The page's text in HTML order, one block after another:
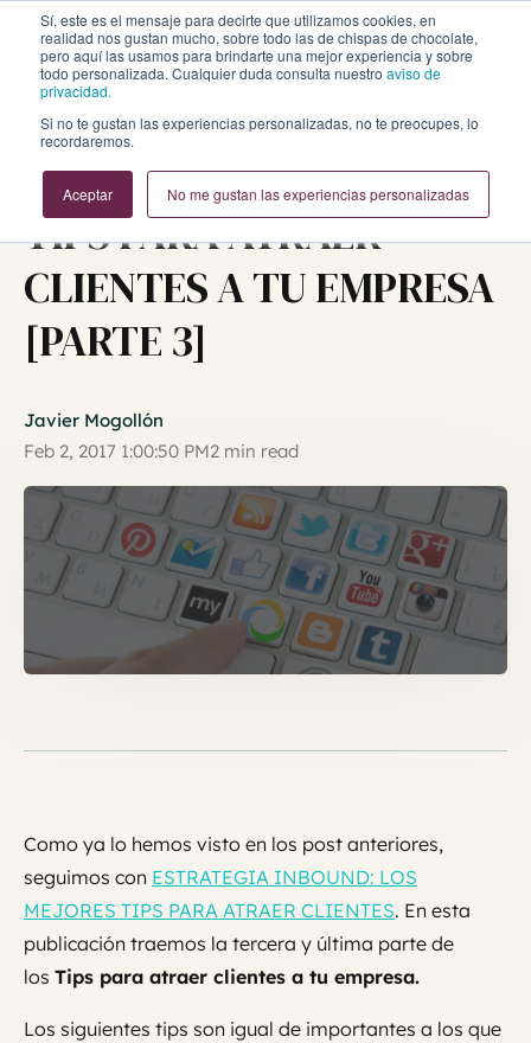
Sí, este es el mensaje para decirte que utilizamos cookies, en
realidad nos gustan mucho, sobre todo las de chispas de chocolate,
pero aquí las usamos para brindarte una mejor experiencia y sobre
todo personalizada. Cualquier duda consulta nuestro aviso de
privacidad.
Si no te gustan las experiencias personalizadas, no te preocupes, lo
recordaremos.
Aceptar No me gustan las experiencias personalizadas
Inbound Marketing y Ventas
TIPS PARA ATRAER
CLIENTES A TU EMPRESA
[PARTE 3]
Javier Mogollón
Feb 2, 2017 1:00:50 PM2 min read
Como ya lo hemos visto en los post anteriores,
seguimos con ESTRATEGIA INBOUND: LOS
MEJORES TIPS PARA ATRAER CLIENTES. En esta
publicación traemos la tercera y última parte de
los Tips para atraer clientes a tu empresa.
Los siguientes tips son igual de importantes a los que